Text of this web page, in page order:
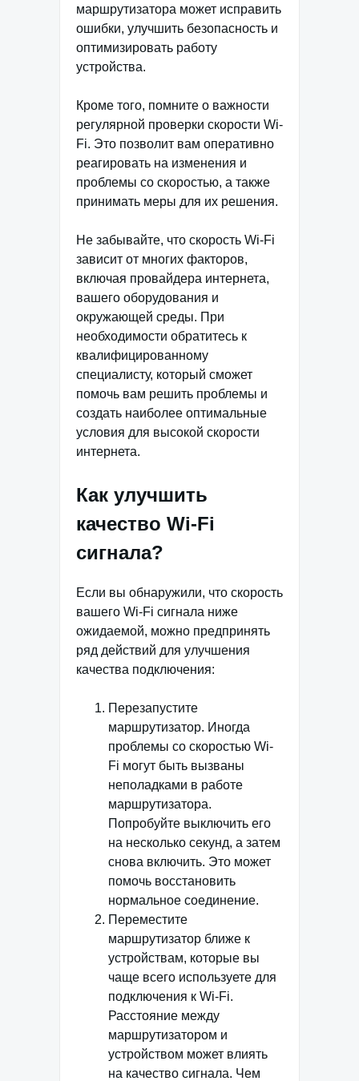
маршрутизатора может исправить
ошибки, улучшить безопасность и
оптимизировать работу
устройства.
Кроме того, помните о важности
регулярной проверки скорости Wi-
Fi. Это позволит вам оперативно
реагировать на изменения и
проблемы со скоростью, а также
принимать меры для их решения.
Не забывайте, что скорость Wi-Fi
зависит от многих факторов,
включая провайдера интернета,
вашего оборудования и
окружающей среды. При
необходимости обратитесь к
квалифицированному
специалисту, который сможет
помочь вам решить проблемы и
создать наиболее оптимальные
условия для высокой скорости
интернета.
Как улучшить
качество Wi-Fi
сигнала?
Если вы обнаружили, что скорость
вашего Wi-Fi сигнала ниже
ожидаемой, можно предпринять
ряд действий для улучшения
качества подключения:
Перезапустите
маршрутизатор. Иногда
проблемы со скоростью Wi-
Fi могут быть вызваны
неполадками в работе
маршрутизатора.
Попробуйте выключить его
на несколько секунд, а затем
снова включить. Это может
помочь восстановить
нормальное соединение.
Переместите
маршрутизатор ближе к
устройствам, которые вы
чаще всего используете для
подключения к Wi-Fi.
Расстояние между
маршрутизатором и
устройством может влиять
на качество сигнала. Чем